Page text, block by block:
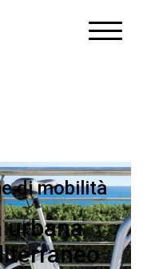
di mobilità
urbana